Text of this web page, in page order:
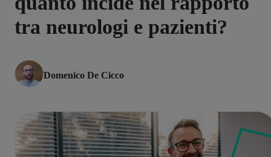
tra neurologi e pazienti?
Domenico De Cicco